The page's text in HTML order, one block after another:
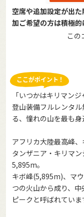
空席や追加設定が出
加ご希望の方は積極的
この
「いつかはキリマン
登山装備フルレンタ
る、憧れの山を最も身
アフリカ大陸最高峰、
タンザニア・キリマ
5,895m。
キボ峰(5,895m)、マ
つの火山から成り、
ピークと呼ばれていま